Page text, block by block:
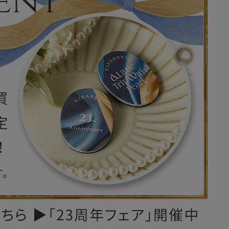
レザーケア用品 その他